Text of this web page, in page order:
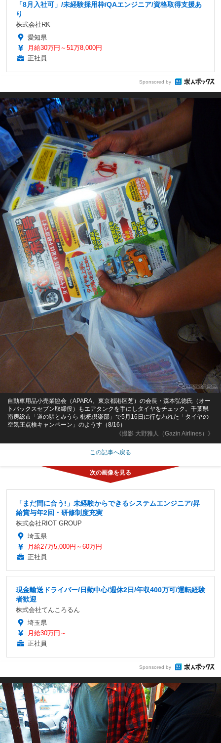
「8月入社可」/未経験採用枠/QAエンジニア/資格取得支援あ
り
株式会社RK
愛知県
月給30万円～51万8,000円
正社員
Sponsored by
《撮影 大野雅人（Gazin Airlines）》
自動車用品小売業協会（APARA、東京都港区芝）の会長・森本弘徳氏（オー
トバックスセブン取締役）もエアタンクを手にしタイヤをチェック。千葉県
南房総市「道の駅とみうら 枇杷倶楽部」で5月16日に行なわれた「タイヤの
空気圧点検キャンペーン」のようす（8/16）
この記事へ戻る
「まだ間に合う!」未経験からできるシステムエンジニア/昇
給賞与年2回・研修制度充実
株式会社RIOT GROUP
埼玉県
月給27万5,000円～60万円
正社員
現金輸送ドライバー/日勤中心/週休2日/年収400万可/運転経験
者歓迎
株式会社てんころるん
埼玉県
月給30万円～
正社員
Sponsored by